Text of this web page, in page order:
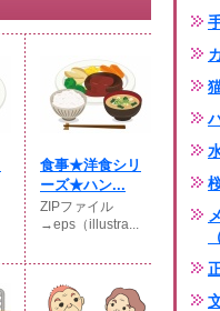
食事★洋食シリ
ーズ★ハン...
ZIPファイル
→eps（illustra...